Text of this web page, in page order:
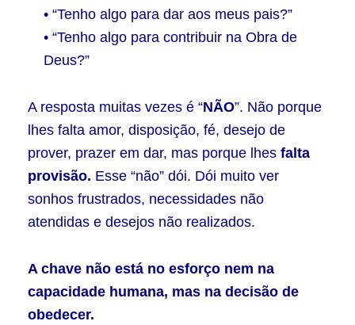
• “Tenho algo para dar aos meus pais?”
• “Tenho algo para contribuir na Obra de
Deus?”
A resposta muitas vezes é “NÃO”. Não porque
lhes falta amor, disposição, fé, desejo de
prover, prazer em dar, mas porque lhes falta
provisão. Esse “não” dói. Dói muito ver
sonhos frustrados, necessidades não
atendidas e desejos não realizados.
A chave não está no esforço nem na
capacidade humana, mas na decisão de
obedecer.